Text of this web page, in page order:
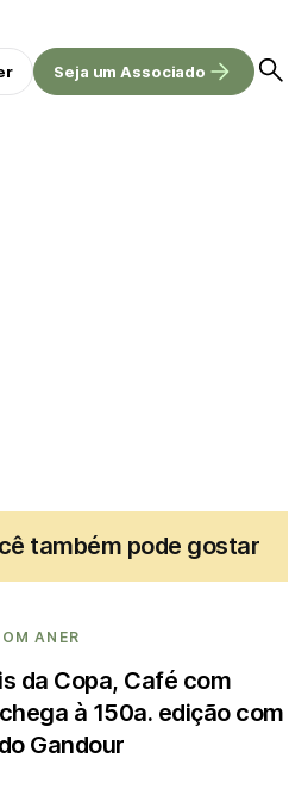
Seja um Associado
também pode gostar
ANER
da Copa, Café com
à 150a. edição com
Gandour